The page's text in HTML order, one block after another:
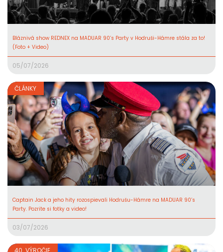
Bláznivá show REDNEX na MADUAR 90’s Party v Hodruši-Hámre stála za to!
(Foto + Video)
05/07/2026
ČLÁNKY
Captain Jack a jeho hity rozospievali Hodrušu-Hámre na MADUAR 90’s
Party. Pozrite si fotky a video!
03/07/2026
40. VÝROČIE